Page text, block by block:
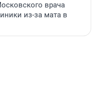
врача
из-за мата в